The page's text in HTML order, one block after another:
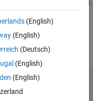
adds an existing
property.
(English)
(English)
(Deutsch)
(English)
(English)